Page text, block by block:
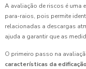
A avaliação de riscos é uma
para-raios, pois permite
relacionadas a descargas
ajuda a garantir que as
O primeiro passo na
características da edificação